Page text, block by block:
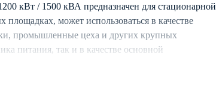
Alte
кВт / 1500 кВА предназначен для стационарной
может использоваться в качестве
промышленные цеха и других крупных
питания, так и в качестве основной
с аналогичными ДЭС.